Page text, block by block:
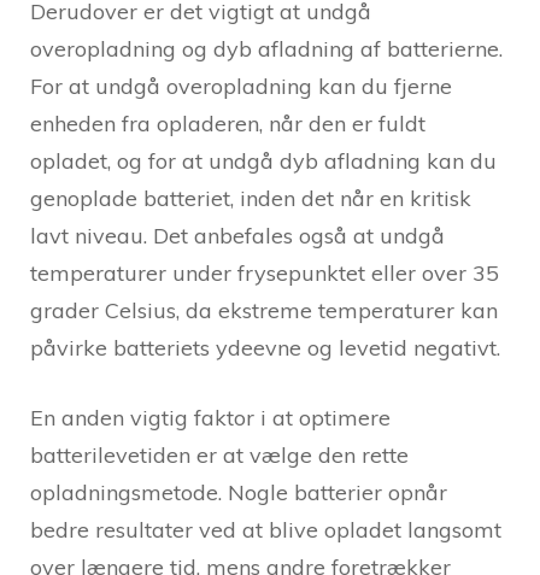
Derudover er det vigtigt at undgå
overopladning og dyb afladning af batterierne.
For at undgå overopladning kan du fjerne
enheden fra opladeren, når den er fuldt
opladet, og for at undgå dyb afladning kan du
genoplade batteriet, inden det når en kritisk
lavt niveau. Det anbefales også at undgå
temperaturer under frysepunktet eller over 35
grader Celsius, da ekstreme temperaturer kan
påvirke batteriets ydeevne og levetid negativt.
En anden vigtig faktor i at optimere
batterilevetiden er at vælge den rette
opladningsmetode. Nogle batterier opnår
bedre resultater ved at blive opladet langsomt
over længere tid, mens andre foretrækker